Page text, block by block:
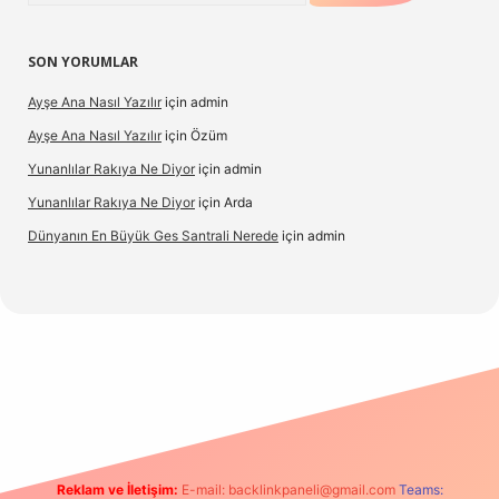
SON YORUMLAR
Ayşe Ana Nasıl Yazılır için admin
Ayşe Ana Nasıl Yazılır için Özüm
Yunanlılar Rakıya Ne Diyor için admin
Yunanlılar Rakıya Ne Diyor için Arda
Dünyanın En Büyük Ges Santrali Nerede için admin
Reklam ve İletişim: E-mail: backlinkpaneli@gmail.com Teams: